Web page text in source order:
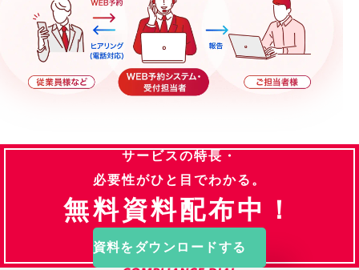
サービスの特長・
必要性がひと目でわかる。
無料資料配布中！
資料をダウンロードする